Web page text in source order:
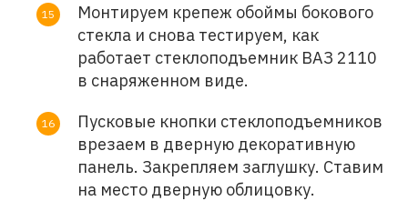
Монтируем крепеж обоймы бокового
стекла и снова тестируем, как
работает стеклоподъемник ВАЗ 2110
в снаряженном виде.
Пусковые кнопки стеклоподъемников
врезаем в дверную декоративную
панель. Закрепляем заглушку. Ставим
на место дверную облицовку.